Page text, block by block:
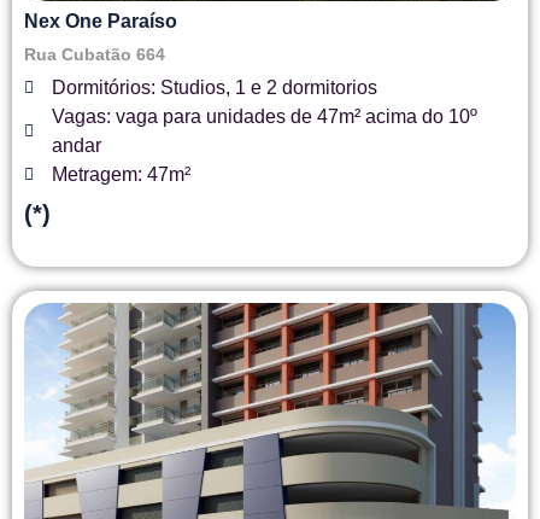
Nex One Paraíso
Rua Cubatão 664
Dormitórios: Studios, 1 e 2 dormitorios
Vagas: vaga para unidades de 47m² acima do 10º
andar
Metragem: 47m²
(*)